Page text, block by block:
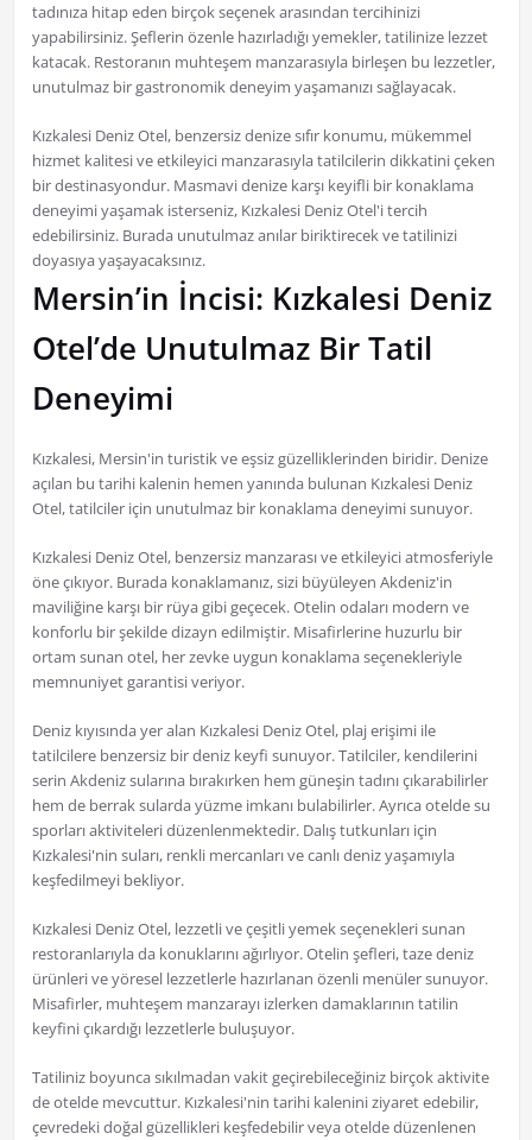
tadınıza hitap eden birçok seçenek arasından tercihinizi
yapabilirsiniz. Şeflerin özenle hazırladığı yemekler, tatilinize lezzet
katacak. Restoranın muhteşem manzarasıyla birleşen bu lezzetler,
unutulmaz bir gastronomik deneyim yaşamanızı sağlayacak.
Kızkalesi Deniz Otel, benzersiz denize sıfır konumu, mükemmel
hizmet kalitesi ve etkileyici manzarasıyla tatilcilerin dikkatini çeken
bir destinasyondur. Masmavi denize karşı keyifli bir konaklama
deneyimi yaşamak isterseniz, Kızkalesi Deniz Otel'i tercih
edebilirsiniz. Burada unutulmaz anılar biriktirecek ve tatilinizi
doyasıya yaşayacaksınız.
Mersin’in İncisi: Kızkalesi Deniz
Otel’de Unutulmaz Bir Tatil
Deneyimi
Kızkalesi, Mersin'in turistik ve eşsiz güzelliklerinden biridir. Denize
açılan bu tarihi kalenin hemen yanında bulunan Kızkalesi Deniz
Otel, tatilciler için unutulmaz bir konaklama deneyimi sunuyor.
Kızkalesi Deniz Otel, benzersiz manzarası ve etkileyici atmosferiyle
öne çıkıyor. Burada konaklamanız, sizi büyüleyen Akdeniz'in
maviliğine karşı bir rüya gibi geçecek. Otelin odaları modern ve
konforlu bir şekilde dizayn edilmiştir. Misafirlerine huzurlu bir
ortam sunan otel, her zevke uygun konaklama seçenekleriyle
memnuniyet garantisi veriyor.
Deniz kıyısında yer alan Kızkalesi Deniz Otel, plaj erişimi ile
tatilcilere benzersiz bir deniz keyfi sunuyor. Tatilciler, kendilerini
serin Akdeniz sularına bırakırken hem güneşin tadını çıkarabilirler
hem de berrak sularda yüzme imkanı bulabilirler. Ayrıca otelde su
sporları aktiviteleri düzenlenmektedir. Dalış tutkunları için
Kızkalesi'nin suları, renkli mercanları ve canlı deniz yaşamıyla
keşfedilmeyi bekliyor.
Kızkalesi Deniz Otel, lezzetli ve çeşitli yemek seçenekleri sunan
restoranlarıyla da konuklarını ağırlıyor. Otelin şefleri, taze deniz
ürünleri ve yöresel lezzetlerle hazırlanan özenli menüler sunuyor.
Misafirler, muhteşem manzarayı izlerken damaklarının tatilin
keyfini çıkardığı lezzetlerle buluşuyor.
Tatiliniz boyunca sıkılmadan vakit geçirebileceğiniz birçok aktivite
de otelde mevcuttur. Kızkalesi'nin tarihi kalenini ziyaret edebilir,
çevredeki doğal güzellikleri keşfedebilir veya otelde düzenlenen